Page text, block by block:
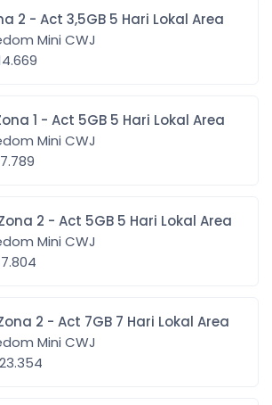
Zona 2 - Act 3,5GB 5 Hari Lokal Area
Mini CWJ
Rp 14.669
Zona 1 - Act 5GB 5 Hari Lokal Area
Mini CWJ
17.789
Zona 2 - Act 5GB 5 Hari Lokal Area
Mini CWJ
Rp 17.804
Zona 2 - Act 7GB 7 Hari Lokal Area
Mini CWJ
- Rp 23.354